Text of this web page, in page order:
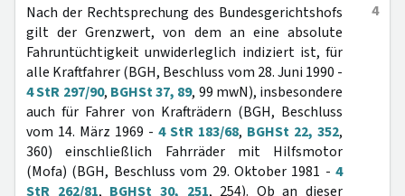
4
Nach der Rechtsprechung des Bundesgerichtshofs
gilt der Grenzwert, von dem an eine absolute
Fahruntüchtigkeit unwiderleglich indiziert ist, für
alle Kraftfahrer (BGH, Beschluss vom 28. Juni 1990 -
4 StR 297/90, BGHSt 37, 89, 99 mwN), insbesondere
auch für Fahrer von Krafträdern (BGH, Beschluss
vom 14. März 1969 - 4 StR 183/68, BGHSt 22, 352,
360) einschließlich Fahrräder mit Hilfsmotor
(Mofa) (BGH, Beschluss vom 29. Oktober 1981 - 4
StR 262/81, BGHSt 30, 251, 254). Ob an dieser